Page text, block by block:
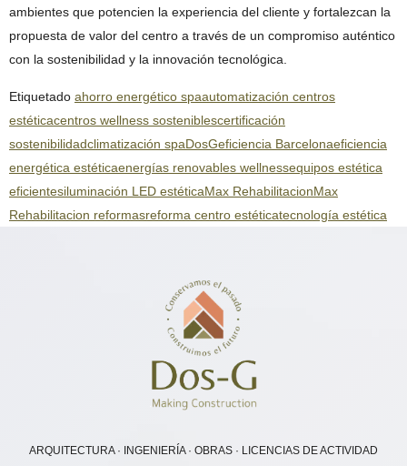
ambientes que potencien la experiencia del cliente y fortalezcan la
propuesta de valor del centro a través de un compromiso auténtico
con la sostenibilidad y la innovación tecnológica.
Etiquetado ahorro energético spaautomatización centros
estéticacentros wellness sosteniblescertificación
sostenibilidadclimatización spaDosGeficiencia Barcelonaeficiencia
energética estéticaenergías renovables wellnessequipos estética
eficientesiluminación LED estéticaMax RehabilitacionMax
Rehabilitacion reformasreforma centro estéticatecnología estética
ARQUITECTURA · INGENIERÍA · OBRAS · LICENCIAS DE ACTIVIDAD